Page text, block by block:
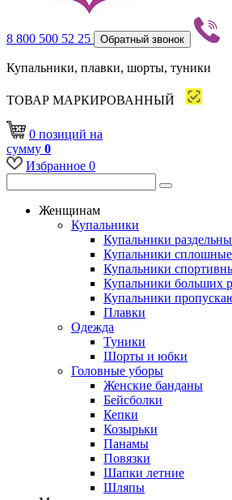
8 800 500 52 25 Обратный звонок
Купальники, плавки, шорты, туники
ТОВАР МАРКИРОВАННЫЙ
0 позиций на
сумму 0
Избранное 0
Женщинам
Купальники
Купальники
Купальники сплошные
Купальники
Купальники больших
Купальники
Плавки
Одежда
Туники
Шорты и юбки
Головные уборы
Женские банданы
Бейсболки
Кепки
Козырьки
Панамы
Повязки
Шапки летние
Шляпы